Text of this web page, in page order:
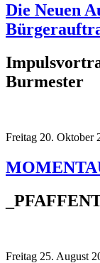
Die Neuen
Burmester
Freitag 20. Oktober
Freitag 25. August